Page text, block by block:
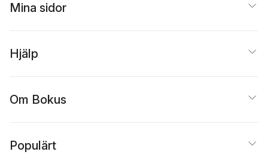
Mina sidor
Hjälp
Om Bokus
Populärt